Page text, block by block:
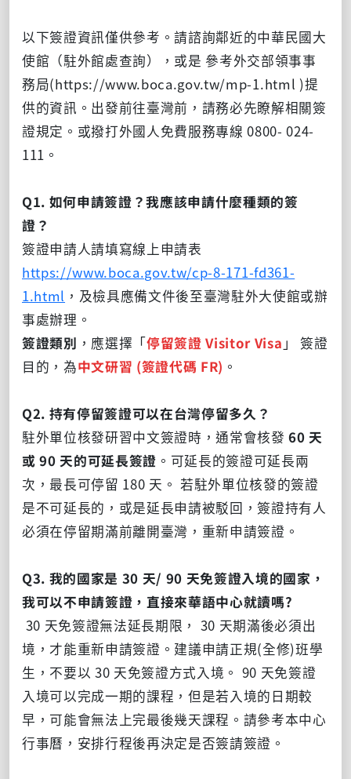
以下簽證資訊僅供參考。請諮詢鄰近的中華民國大
使館（駐外館處查詢），或是 參考外交部領事事
務局(https://www.boca.gov.tw/mp-1.html )提
供的資訊。出發前往臺灣前，請務必先瞭解相關簽
證規定。或撥打外國人免費服務專線 0800- 024-
111。
Q1. 如何申請簽證？我應該申請什麼種類的簽
證？
簽證申請人請填寫線上申請表
https://www.boca.gov.tw/cp-8-171-fd361-
1.html ，及檢具應備文件後至臺灣駐外大使館或辦
事處辦理。
簽證類別 ，應選擇「停留簽證 Visitor Visa 」 簽證
目的，為中文研習 (簽證代碼 FR) 。
Q2. 持有停留簽證可以在台灣停留多久？
駐外單位核發研習中文簽證時，通常會核發60 天
或 90 天的可延長簽證 。可延長的簽證可延長兩
次，最長可停留 180 天。 若駐外單位核發的簽證
是不可延長的，或是延長申請被駁回，簽證持有人
必須在停留期滿前離開臺灣，重新申請簽證。
Q3. 我的國家是 30 天/ 90 天免簽證入境的國家，
我可以不申請簽證，直接來華語中心就讀嗎?
30 天免簽證無法延長期限， 30 天期滿後必須出
境，才能重新申請簽證。建議申請正規(全修)班學
生，不要以 30 天免簽證方式入境。 90 天免簽證
入境可以完成一期的課程，但是若入境的日期較
早，可能會無法上完最後幾天課程。請參考本中心
行事曆，安排行程後再決定是否簽請簽證。